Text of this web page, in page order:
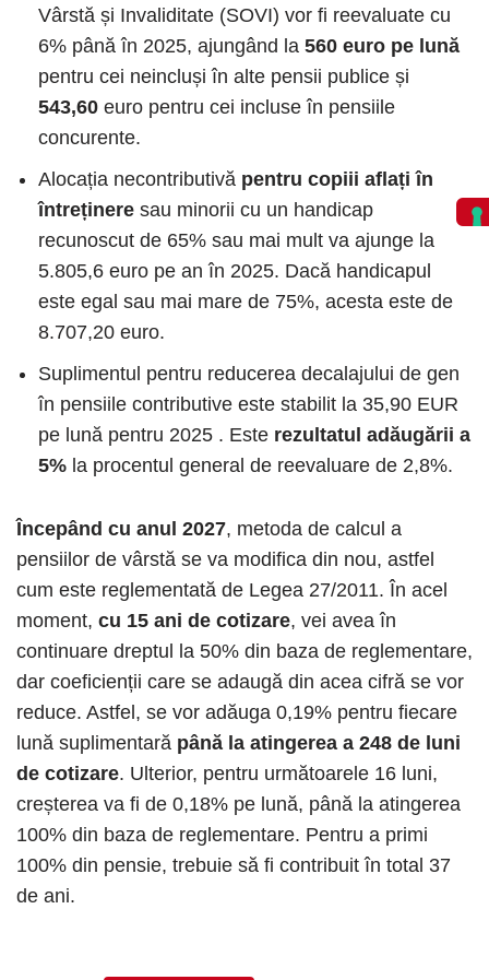
Vârstă și Invaliditate (SOVI) vor fi reevaluate cu
6% până în 2025, ajungând la 560 euro pe lună
pentru cei neincluși în alte pensii publice și
543,60 euro pentru cei incluse în pensiile
concurente.
Alocația necontributivă pentru copiii aflați în
întreținere sau minorii cu un handicap
recunoscut de 65% sau mai mult va ajunge la
5.805,6 euro pe an în 2025. Dacă handicapul
este egal sau mai mare de 75%, acesta este de
8.707,20 euro.
Suplimentul pentru reducerea decalajului de gen
în pensiile contributive este stabilit la 35,90 EUR
pe lună pentru 2025 . Este rezultatul adăugării a
5% la procentul general de reevaluare de 2,8%.
Începând cu anul 2027, metoda de calcul a
pensiilor de vârstă se va modifica din nou, astfel
cum este reglementată de Legea 27/2011. În acel
moment, cu 15 ani de cotizare, vei avea în
continuare dreptul la 50% din baza de reglementare,
dar coeficienții care se adaugă din acea cifră se vor
reduce. Astfel, se vor adăuga 0,19% pentru fiecare
lună suplimentară până la atingerea a 248 de luni
de cotizare. Ulterior, pentru următoarele 16 luni,
creșterea va fi de 0,18% pe lună, până la atingerea
100% din baza de reglementare. Pentru a primi
100% din pensie, trebuie să fi contribuit în total 37
de ani.